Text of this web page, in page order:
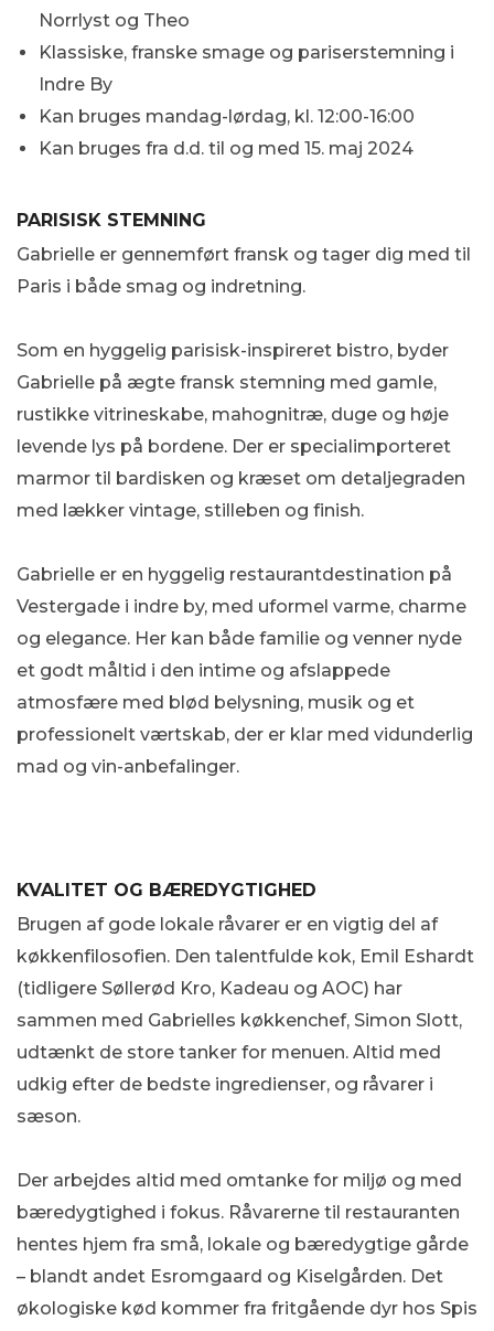
Norrlyst og Theo
Klassiske, franske smage og pariserstemning i
Indre By
Kan bruges mandag-lørdag, kl. 12:00-16:00
Kan bruges fra d.d. til og med 15. maj 2024
PARISISK STEMNING
Gabrielle er gennemført fransk og tager dig med til
Paris i både smag og indretning.
Som en hyggelig parisisk-inspireret bistro, byder
Gabrielle på ægte fransk stemning med gamle,
rustikke vitrineskabe, mahognitræ, duge og høje
levende lys på bordene. Der er specialimporteret
marmor til bardisken og kræset om detaljegraden
med lækker vintage, stilleben og finish.
Gabrielle er en hyggelig restaurantdestination på
Vestergade i indre by, med uformel varme, charme
og elegance. Her kan både familie og venner nyde
et godt måltid i den intime og afslappede
atmosfære med blød belysning, musik og et
professionelt værtskab, der er klar med vidunderlig
mad og vin-anbefalinger.
KVALITET OG BÆREDYGTIGHED
Brugen af gode lokale råvarer er en vigtig del af
køkkenfilosofien. Den talentfulde kok, Emil Eshardt
(tidligere Søllerød Kro, Kadeau og AOC) har
sammen med Gabrielles køkkenchef, Simon Slott,
udtænkt de store tanker for menuen. Altid med
udkig efter de bedste ingredienser, og råvarer i
sæson.
Der arbejdes altid med omtanke for miljø og med
bæredygtighed i fokus. Råvarerne til restauranten
hentes hjem fra små, lokale og bæredygtige gårde
– blandt andet Esromgaard og Kiselgården. Det
økologiske kød kommer fra fritgående dyr hos Spis